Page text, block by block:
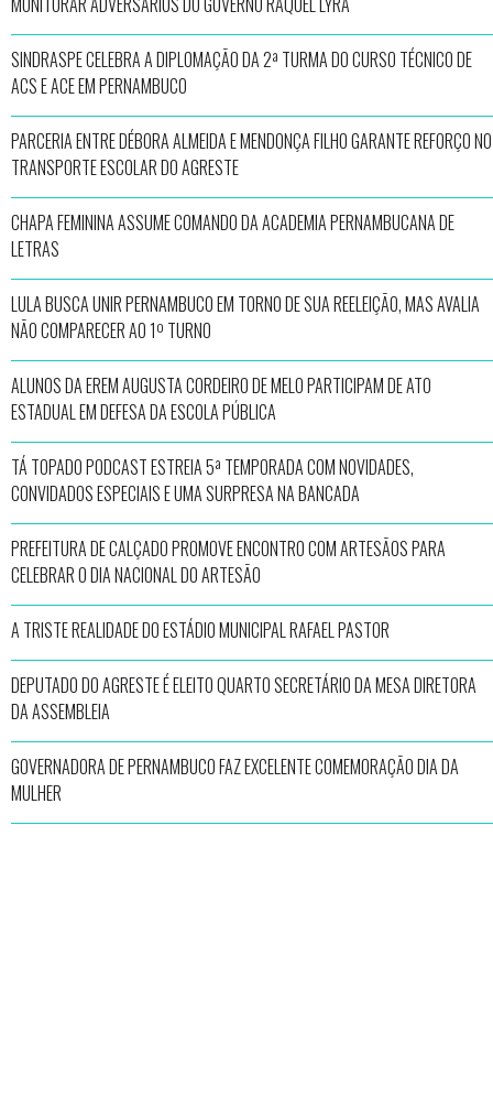
SINDRASPE CELEBRA A DIPLOMAÇÃO DA 2ª TURMA DO CURSO TÉCNICO DE
ACS E ACE EM PERNAMBUCO
PARCERIA ENTRE DÉBORA ALMEIDA E MENDONÇA FILHO GARANTE REFORÇO NO
TRANSPORTE ESCOLAR DO AGRESTE
CHAPA FEMININA ASSUME COMANDO DA ACADEMIA PERNAMBUCANA DE
LETRAS
LULA BUSCA UNIR PERNAMBUCO EM TORNO DE SUA REELEIÇÃO, MAS AVALIA
NÃO COMPARECER AO 1º TURNO
ALUNOS DA EREM AUGUSTA CORDEIRO DE MELO PARTICIPAM DE ATO
ESTADUAL EM DEFESA DA ESCOLA PÚBLICA
TÁ TOPADO PODCAST ESTREIA 5ª TEMPORADA COM NOVIDADES,
CONVIDADOS ESPECIAIS E UMA SURPRESA NA BANCADA
PREFEITURA DE CALÇADO PROMOVE ENCONTRO COM ARTESÃOS PARA
CELEBRAR O DIA NACIONAL DO ARTESÃO
A TRISTE REALIDADE DO ESTÁDIO MUNICIPAL RAFAEL PASTOR
DEPUTADO DO AGRESTE É ELEITO QUARTO SECRETÁRIO DA MESA DIRETORA
DA ASSEMBLEIA
GOVERNADORA DE PERNAMBUCO FAZ EXCELENTE COMEMORAÇÃO DIA DA
MULHER